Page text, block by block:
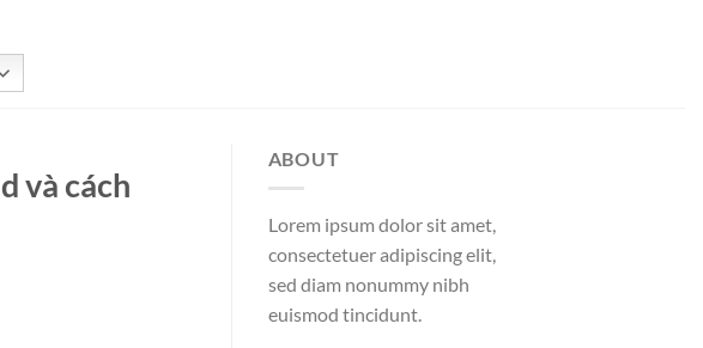
và cách
ABOUT
Lorem ipsum dolor sit amet,
consectetuer adipiscing elit,
sed diam nonummy nibh
euismod tincidunt.